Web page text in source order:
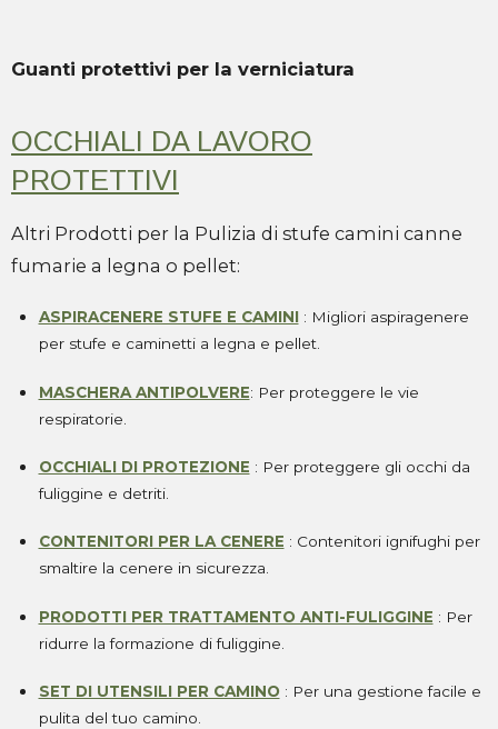
Guanti protettivi per la verniciatura
OCCHIALI DA LAVORO
PROTETTIVI
Altri Prodotti per la Pulizia di stufe camini canne
fumarie a legna o pellet:
ASPIRACENERE STUFE E CAMINI: Migliori aspiragenere
per stufe e caminetti a legna e pellet.
MASCHERA ANTIPOLVERE: Per proteggere le vie
respiratorie.
OCCHIALI DI PROTEZIONE : Per proteggere gli occhi da
fuliggine e detriti.
CONTENITORI PER LA CENERE : Contenitori ignifughi per
smaltire la cenere in sicurezza.
PRODOTTI PER TRATTAMENTO ANTI-FULIGGINE : Per
ridurre la formazione di fuliggine.
SET DI UTENSILI PER CAMINO : Per una gestione facile e
pulita del tuo camino.